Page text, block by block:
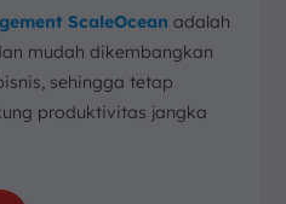
ScaleOcean adalah
mudah dikembangkan
sehingga tetap
produktivitas jangka